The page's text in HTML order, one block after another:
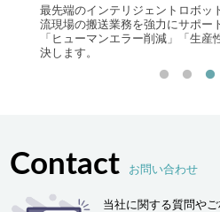
最先端のインテリジェントロボッ
流現場の搬送業務を強力にサポー
「ヒューマンエラー削減」「生産
決します。
Contact お問い合わせ
当社に関する質問や